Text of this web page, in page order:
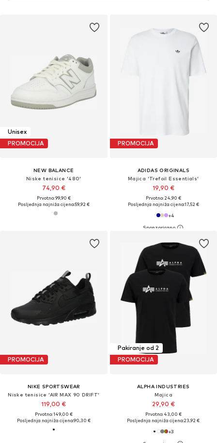
Unisex
PROMOCIJA
NEW BALANCE
Niske tenisice '480'
74,90 €
Prvotno: 99,90 €
Posljednja najniža cijena:59,92 €
PROMOCIJA
ADIDAS ORIGINALS
Majica 'Trefoil Essentials'
19,90 €
Prvotno: 24,90 €
Posljednja najniža cijena:17,52 €
+4
PROMOCIJA
NIKE SPORTSWEAR
Niske tenisice 'AIR MAX 90 DRIFT'
119,00 €
Prvotno: 149,00 €
Posljednja najniža cijena:90,30 €
Pakiranje od 2
PROMOCIJA
ALPHA INDUSTRIES
Majica
29,90 €
Prvotno: 43,00 €
Posljednja najniža cijena:23,92 €
+3